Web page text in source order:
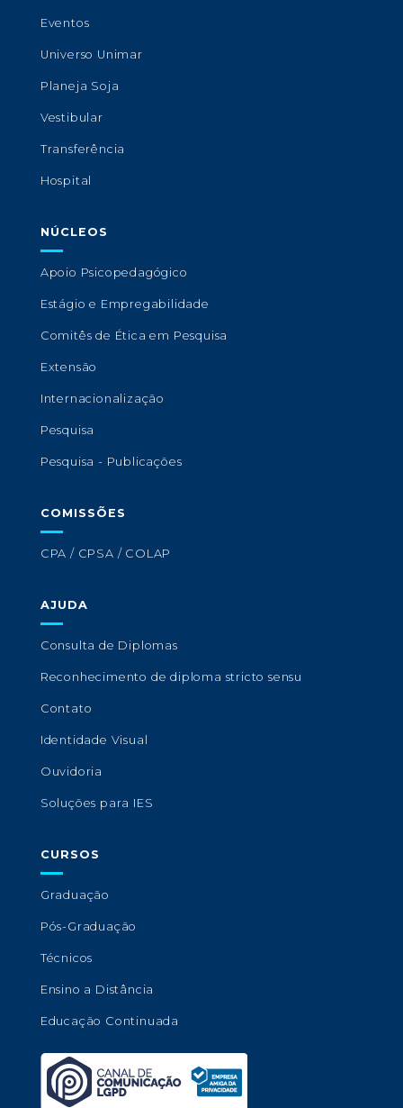
Eventos
Universo Unimar
Planeja Soja
Vestibular
Transferência
Hospital
NÚCLEOS
Apoio Psicopedagógico
Estágio e Empregabilidade
Comitês de Ética em Pesquisa
Extensão
Internacionalização
Pesquisa
Pesquisa - Publicações
COMISSÕES
CPA / CPSA / COLAP
AJUDA
Consulta de Diplomas
Reconhecimento de diploma stricto sensu
Contato
Identidade Visual
Ouvidoria
Soluções para IES
CURSOS
Graduação
Pós-Graduação
Técnicos
Ensino a Distância
Educação Continuada